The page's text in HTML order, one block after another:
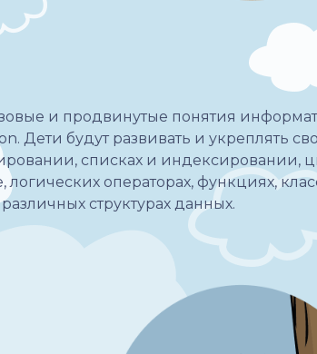
и продвинутые понятия
Дети будут развивать и укреплять
списках и индексировании,
операторах, функциях,
структурах данных.